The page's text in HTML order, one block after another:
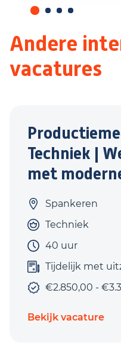
Andere
vacatures
Techniek |
met
Spankeren
Techniek
40 uur
Tijdelijk met
€2.850,00 -
Bekijk vacature